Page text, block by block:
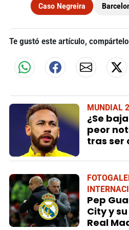
Caso Negreira
Te gustó este artículo, compártelo
MUNDIAL
¿Se
peor
tras ser
Pep
City y
Real